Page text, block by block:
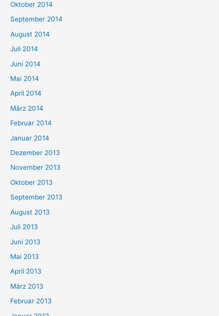
Oktober 2014
September 2014
August 2014
Juli 2014
Juni 2014
Mai 2014
April 2014
März 2014
Februar 2014
Januar 2014
Dezember 2013
November 2013
Oktober 2013
September 2013
August 2013
Juli 2013
Juni 2013
Mai 2013
April 2013
März 2013
Februar 2013